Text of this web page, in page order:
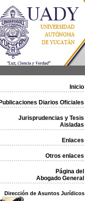
Inicio
Publicaciones Diarios Oficiales
Jurisprudencias y Tesis
Aisladas
Enlaces
Otros enlaces
Página del
Abogado General
Dirección de Asuntos Jurídicos